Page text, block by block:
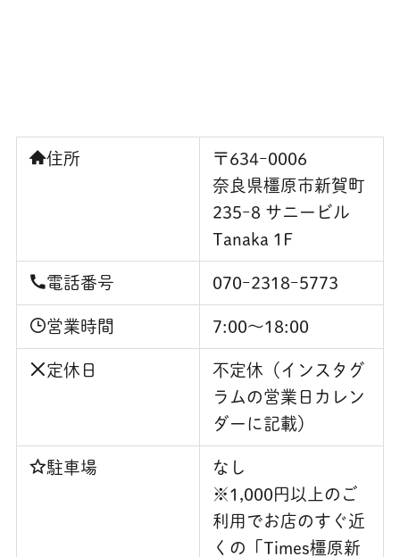
住所
〒634ｰ0006
奈良県橿原市新賀町
235ｰ8 サニービル
Tanaka 1F
電話番号 070ｰ2318ｰ5773
営業時間 7:00～18:00
定休日
不定休（インスタグ
ラムの営業日カレン
ダーに記載）
駐車場
なし
※1,000円以上のご
利用でお店のすぐ近
くの「Times橿原新